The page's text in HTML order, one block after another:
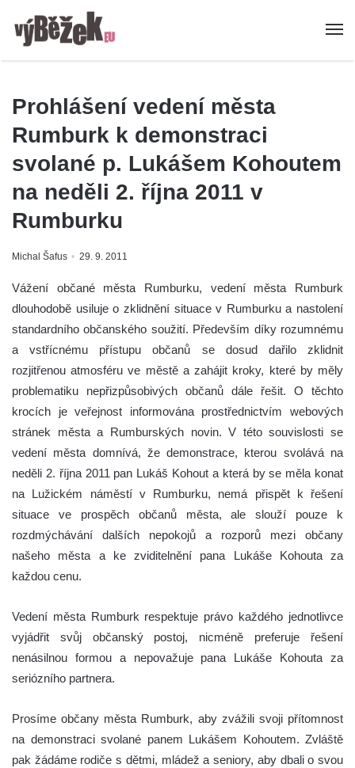
Prohlášení vedení města
Rumburk k demonstraci
svolané p. Lukášem Kohoutem
na neděli 2. října 2011 v
Rumburku
Michal Šafus 29. 9. 2011
Vážení občané města Rumburku, vedení města Rumburk
dlouhodobě usiluje o zklidnění situace v Rumburku a nastolení
standardního občanského soužití. Především díky rozumnému
a vstřícnému přístupu občanů se dosud dařilo zklidnit
rozjitřenou atmosféru ve městě a zahájit kroky, které by měly
problematiku nepřizpůsobivých občanů dále řešit. O těchto
krocích je veřejnost informována prostřednictvím webových
stránek města a Rumburských novin.V této souvislosti se
vedení města domnívá, že demonstrace, kterou svolává na
neděli 2. října 2011 pan Lukáš Kohout a která by se měla konat
na Lužickém náměstí v Rumburku, nemá přispět k řešení
situace ve prospěch občanů města, ale slouží pouze k
rozdmýchávání dalších nepokojů a rozporů mezi občany
našeho města a ke zviditelnění pana Lukáše Kohouta za
každou cenu.
Vedení města Rumburk respektuje právo každého jednotlivce
vyjádřit svůj občanský postoj, nicméně preferuje řešení
nenásilnou formou a nepovažuje pana Lukáše Kohouta za
seriózního partnera.
Prosíme občany města Rumburk, aby zvážili svoji přítomnost
na demonstraci svolané panem Lukášem Kohoutem. Zvláště
pak žádáme rodiče s dětmi, mládež a seniory, aby dbali o svou